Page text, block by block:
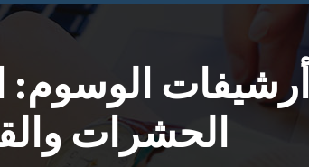
أرشيفات الوسوم:
الحشرات